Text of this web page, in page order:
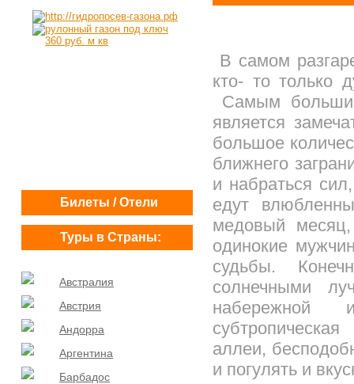
Билеты / Отели
Туры в Страны:
Австралия
Австрия
Андорра
Аргентина
Барбадос
В самом
кто- то только
Самым
является
большое
ближнего
и набраться
едут
медовый
одинокие
судьбы.
солнечными
набережной
аллеи,
и погулять и